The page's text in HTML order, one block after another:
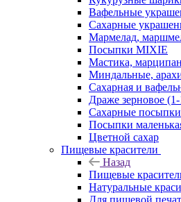
Вафельные
Сахарные
Мармелад,
Посыпки MIXIE
Мастика, марципан
Миндальные,
Сахарная и
Драже зерновое
Сахарные
Посыпки
Цветной сахар
Пищевые красители
Назад
Пищевые
Натуральные
Для пищевой